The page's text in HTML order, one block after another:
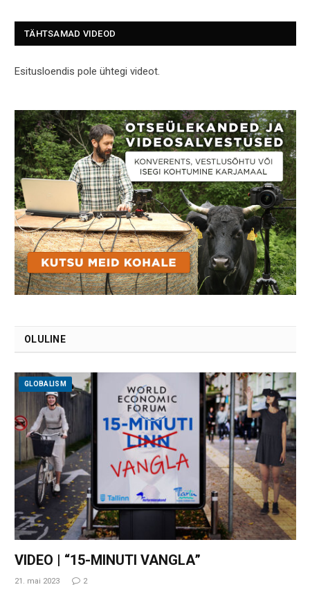
TÄHTSAMAD VIDEOD
Esitusloendis pole ühtegi videot.
OLULINE
GLOBALISM
VIDEO | “15-MINUTI VANGLA”
21. mai 2023 2